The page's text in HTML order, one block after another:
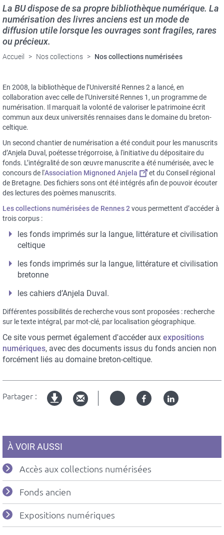
La BU dispose de sa propre bibliothèque numérique. La
numérisation des livres anciens est un mode de
diffusion utile lorsque les ouvrages sont fragiles, rares
ou précieux.
Accueil Nos collections Nos collections numérisées
En 2008, la bibliothèque de l’Université Rennes 2 a lancé, en
collaboration avec celle de l’Université Rennes 1, un programme de
numérisation. Il marquait la volonté de valoriser le patrimoine écrit
commun aux deux universités rennaises dans le domaine du breton-
celtique.
Un second chantier de numérisation a été conduit pour les manuscrits
d’Anjela Duval, poétesse trégorroise, à l'initiative du dépositaire du
fonds. L’intégralité de son œuvre manuscrite a été numérisée, avec le
concours de l'Association Mignoned Anjela
et du Conseil régional
de Bretagne. Des fichiers sons ont été intégrés afin de pouvoir écouter
des lectures des poèmes manuscrits.
Les collections numérisées de Rennes 2 vous permettent d’accéder à
trois corpus :
les fonds imprimés sur la langue, littérature et civilisation
celtique
les fonds imprimés sur la langue, littérature et civilisation
bretonne
les cahiers d’Anjela Duval.
Différentes possibilités de recherche vous sont proposées : recherche
sur le texte intégral, par mot-clé, par localisation géographique.
Ce site vous permet également d'accéder aux expositions
numériques, avec des documents issus du fonds ancien non
forcément liés au domaine breton-celtique.
Partager : Twitter FacebookLinked
À VOIR AUSSI
Accès aux collections numérisées
Fonds ancien
Expositions numériques